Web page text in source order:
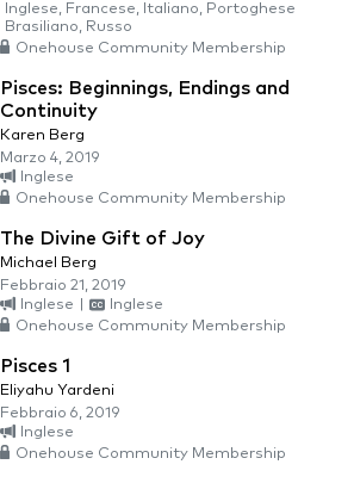
Inglese, Francese, Italiano, Portoghese
Brasiliano, Russo
Onehouse Community Membership
Pisces: Beginnings, Endings and
Continuity
Karen Berg
Marzo 4, 2019
Inglese
Onehouse Community Membership
The Divine Gift of Joy
Michael Berg
Febbraio 21, 2019
Inglese
Inglese
Onehouse Community Membership
Pisces 1
Eliyahu Yardeni
Febbraio 6, 2019
Inglese
Onehouse Community Membership